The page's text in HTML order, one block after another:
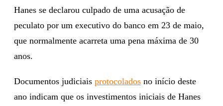
Hanes se declarou culpado de uma acusação de
peculato por um executivo do banco em 23 de maio,
que normalmente acarreta uma pena máxima de 30
anos.
Documentos judiciais protocolados no início deste
ano indicam que os investimentos iniciais de Hanes